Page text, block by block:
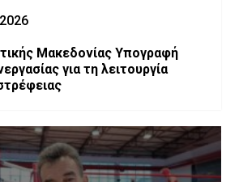
Μακεδονίας Υπογραφή
για τη λειτουργία